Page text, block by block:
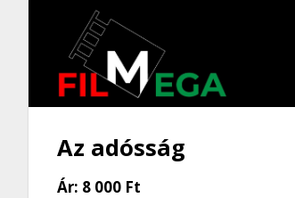
Az adósság
Ár: 8 000 Ft